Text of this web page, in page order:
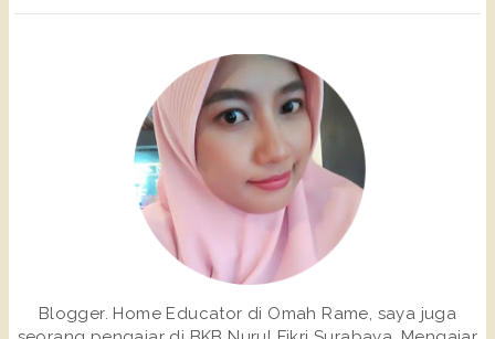
Blogger. Home Educator di Omah Rame, saya juga